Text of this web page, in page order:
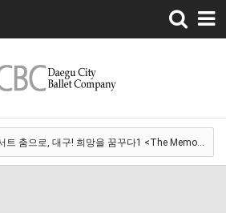
Toggle
navigation
[21.12.04] 힐링콘서트 춤으로, 대구! 희망을 꿈꾸다1 <The Memory of …
인형 아양아트센터